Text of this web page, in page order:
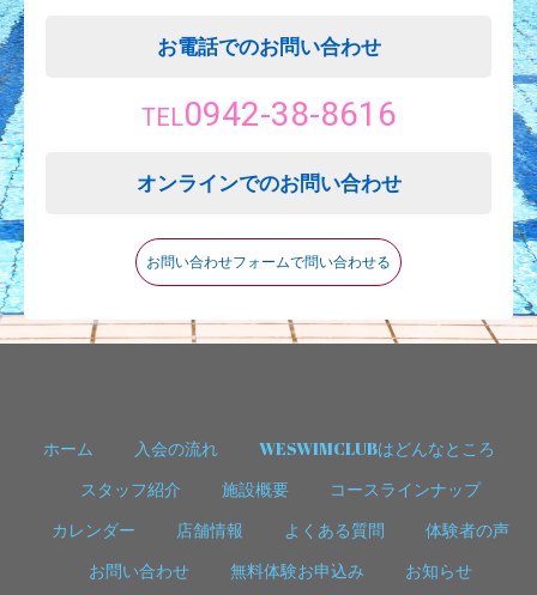
お電話でのお問い合わせ
TEL0942-38-8616
オンラインでのお問い合わせ
お問い合わせフォームで問い合わせる
ホーム 入会の流れ
WESWIMCLUBはどんなところ
スタッフ紹介
施設概要
コースラインナップ
カレンダー
店舗情報 よくある質問
体験者の声
お問い合わせ
無料体験お申込み お知らせ